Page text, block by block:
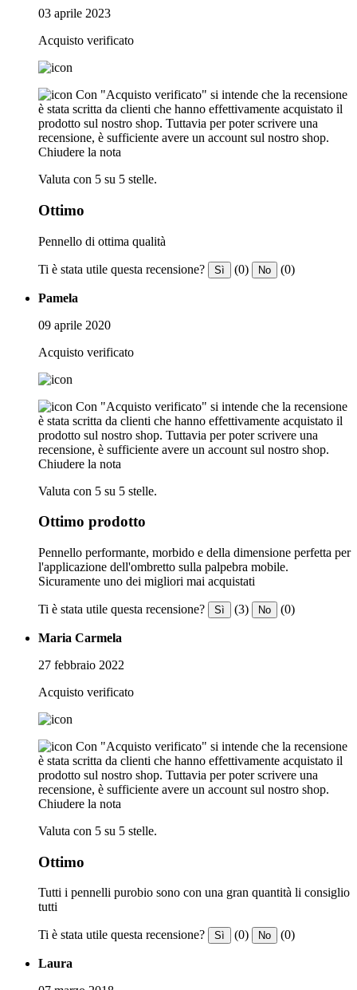
03 aprile 2023
Acquisto verificato
Con "Acquisto verificato" si intende che la recensione
è stata scritta da clienti che hanno effettivamente acquistato il
prodotto sul nostro shop. Tuttavia per poter scrivere una
recensione, è sufficiente avere un account sul nostro shop.
Chiudere la nota
Valuta con 5 su 5 stelle.
Ottimo
Pennello di ottima qualità
Ti è stata utile questa recensione? Sì (0) No (0)
Pamela
09 aprile 2020
Acquisto verificato
Con "Acquisto verificato" si intende che la recensione
è stata scritta da clienti che hanno effettivamente acquistato il
prodotto sul nostro shop. Tuttavia per poter scrivere una
recensione, è sufficiente avere un account sul nostro shop.
Chiudere la nota
Valuta con 5 su 5 stelle.
Ottimo prodotto
Pennello performante, morbido e della dimensione perfetta per
l'applicazione dell'ombretto sulla palpebra mobile.
Sicuramente uno dei migliori mai acquistati
Ti è stata utile questa recensione? Sì (3) No (0)
Maria Carmela
27 febbraio 2022
Acquisto verificato
Con "Acquisto verificato" si intende che la recensione
è stata scritta da clienti che hanno effettivamente acquistato il
prodotto sul nostro shop. Tuttavia per poter scrivere una
recensione, è sufficiente avere un account sul nostro shop.
Chiudere la nota
Valuta con 5 su 5 stelle.
Ottimo
Tutti i pennelli purobio sono con una gran quantità li consiglio
tutti
Ti è stata utile questa recensione? Sì (0) No (0)
Laura